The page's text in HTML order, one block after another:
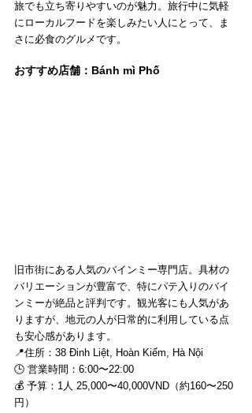
旅でも立ち寄りやすいのが魅力。旅行中に気軽
にローカルフードを楽しみたい人にとって、ま
さに必食のグルメです。
おすすめ店舗：Bánh mì Phố
旧市街にある人気のバインミー専門店。具材の
バリエーションが豊富で、特にパテ入りのバイ
ンミーが絶品と評判です。観光客にも人気があ
りますが、地元の人が日常的に利用している点
も安心感があります。
📍住所：38 Đinh Liệt, Hoàn Kiếm, Hà Nội
🕒 営業時間：6:00〜22:00
💰 予算：1人 25,000〜40,000VND（約160〜250
円）